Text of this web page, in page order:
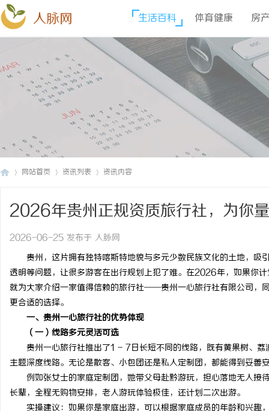
人脉网 生活百科 体育健康 房
网站首页 资讯列表 资讯内容
2026年贵州正规资质旅行社，为你
2026-06-25 发布于 人脉网
贵州，这片拥有独特喀斯特地貌与多元少数民族文化的土地，吸
透明等问题，让很多游客在出行规划上犯了难。在2026年，如果你
就为大家介绍一家值得信赖的旅行社——贵州一心旅行社有限公司，
更合适的选择。
一、贵州一心旅行社的优势体现
（一）线路多元灵活可选
贵州一心旅行社推出了1 - 7日长短不同的线路，既有黄果树、荔
主题深度线路。无论是散客、小包团还是私人定制团，都能得到妥善
例如张女士的家庭定制团，她带父母赴黔游玩，担心落地无人接
长辈，全程无购物安排，老人游玩体验极佳，还计划二次出游。
实操建议：如果你是家庭出游，可以根据家庭成员的年龄和兴趣